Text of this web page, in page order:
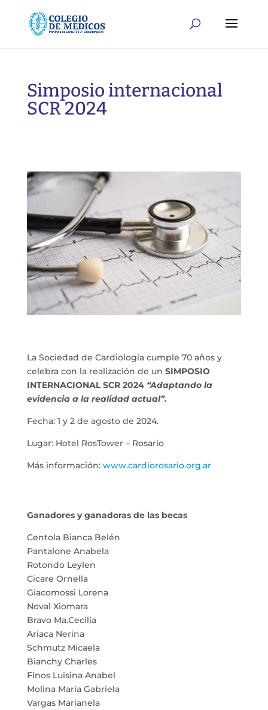
Simposio internacional
SCR 2024
La Sociedad de Cardiología cumple 70 años y
celebra con la realización de un SIMPOSIO
INTERNACIONAL SCR 2024 “Adaptando la
evidencia a la realidad actual”.
Fecha: 1 y 2 de agosto de 2024.
Lugar: Hotel RosTower – Rosario
Más información: www.cardiorosario.org.ar
Ganadores y ganadoras de las becas
Centola Bianca Belén
Pantalone Anabela
Rotondo Leylen
Cicare Ornella
Giacomossi Lorena
Noval Xiomara
Bravo Ma.Cecilia
Ariaca Nerina
Schmutz Micaela
Bianchy Charles
Finos Luisina Anabel
Molina Maria Gabriela
Vargas Marianela